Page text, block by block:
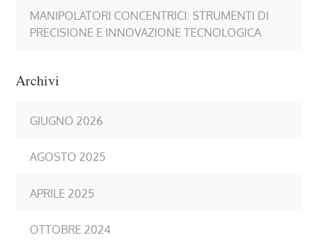
MANIPOLATORI CONCENTRICI: STRUMENTI DI
PRECISIONE E INNOVAZIONE TECNOLOGICA
Archivi
GIUGNO 2026
AGOSTO 2025
APRILE 2025
OTTOBRE 2024